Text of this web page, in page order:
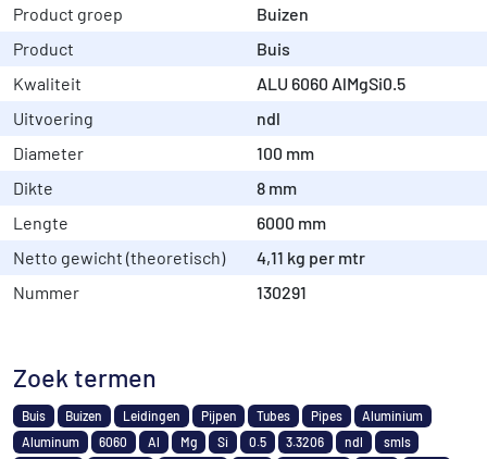
Product groep
Buizen
Product
Buis
Kwaliteit
ALU 6060 AlMgSi0.5
Uitvoering
ndl
Diameter
100 mm
Dikte
8 mm
Lengte
6000 mm
Netto gewicht (theoretisch)
4,11 kg per mtr
Nummer
130291
Zoek termen
Buis Buizen Leidingen Pijpen Tubes Pipes
Aluminium
Aluminum
6060 Al Mg Si 0.5 3.3206 ndl
smls